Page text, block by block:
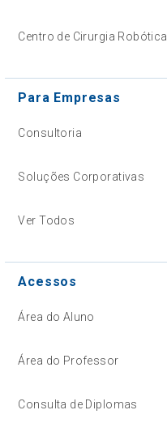
Centro de Cirurgia Robótica
Para Empresas
Consultoria
Soluções Corporativas
Ver Todos
Acessos
Área do Aluno
Área do Professor
Consulta de Diplomas